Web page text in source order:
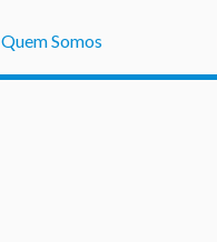
Quem Somos